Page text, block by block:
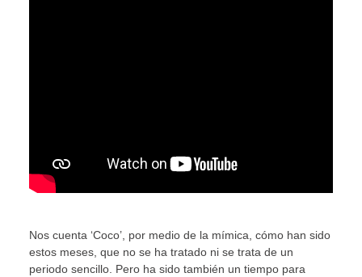
Nos cuenta ‘Coco’, por medio de la mímica, cómo han sido
estos meses, que no se ha tratado ni se trata de un
periodo sencillo. Pero ha sido también un tiempo para